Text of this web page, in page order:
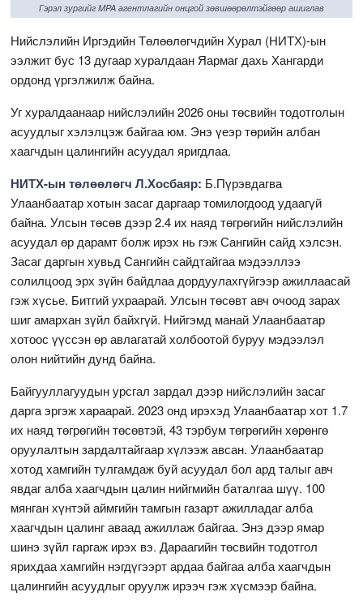
Гэрэл зургийг MPA агентлагийн онцгой зөвшөөрөлтэйгөөр ашиглав
Нийслэлийн Иргэдийн Төлөөлөгчдийн Хурал (НИТХ)-ын
ээлжит бус 13 дугаар хуралдаан Яармаг дахь Хангарди
ордонд үргэлжилж байна.
Уг хуралдаанаар нийслэлийн 2026 оны төсвийн тодотголын
асуудлыг хэлэлцэж байгаа юм. Энэ үеэр төрийн албан
хаагчдын цалингийн асуудал яригдлаа.
НИТХ-ын төлөөлөгч Л.Хосбаяр: Б.Пүрэвдагва
Улаанбаатар хотын засаг даргаар томилогдоод удаагүй
байна. Улсын төсөв дээр 2.4 их наяд төгрөгийн нийслэлийн
асуудал өр дарамт болж ирэх нь гэж Сангийн сайд хэлсэн.
Засаг даргын хувьд Сангийн сайдтайгаа мэдээллээ
солилцоод эрх зүйн байдлаа дордуулахгүйгээр ажиллаасай
гэж хүсье. Битгий ухраарай. Улсын төсөвт авч очоод зарах
шиг амархан зүйл байхгүй. Нийгэмд манай Улаанбаатар
хотоос үүссэн өр авлагатай холбоотой буруу мэдээлэл
олон нийтийн дунд байна.
Байгууллагуудын урсгал зардал дээр нийслэлийн засаг
дарга эргэж хараарай. 2023 онд ирэхэд Улаанбаатар хот 1.7
их наяд төгрөгийн төсөвтэй, 43 тэрбум төгрөгийн хөрөнгө
оруулалтын зардалтайгаар хүлээж авсан. Улаанбаатар
хотод хамгийн тулгамдаж буй асуудал бол ард талыг авч
явдаг алба хаагчдын цалин нийгмийн баталгаа шүү. 100
мянган хүнтэй аймгийн тамгын газарт ажилладаг алба
хаагчдын цалинг аваад ажиллаж байгаа. Энэ дээр ямар
шинэ зүйл гаргаж ирэх вэ. Дараагийн төсвийн тодотгол
ярихдаа хамгийн нэгдүгээрт ардаа байгаа алба хаагчдын
цалингийн асуудлыг оруулж ирээч гэж хүсмээр байна.